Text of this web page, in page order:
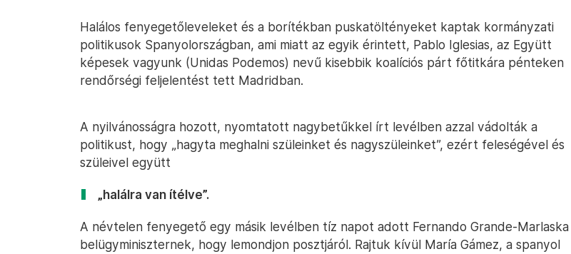
Halálos fenyegetőleveleket és a borítékban puskatöltényeket kaptak kormányzati
politikusok Spanyolországban, ami miatt az egyik érintett, Pablo Iglesias, az Együtt
képesek vagyunk (Unidas Podemos) nevű kisebbik koalíciós párt főtitkára pénteken
rendőrségi feljelentést tett Madridban.
A nyilvánosságra hozott, nyomtatott nagybetűkkel írt levélben azzal vádolták a
politikust, hogy „hagyta meghalni szüleinket és nagyszüleinket”, ezért feleségével és
szüleivel együtt
„halálra van ítélve”.
A névtelen fenyegető egy másik levélben tíz napot adott Fernando Grande-Marlaska
belügyminiszternek, hogy lemondjon posztjáról. Rajtuk kívül María Gámez, a spanyol